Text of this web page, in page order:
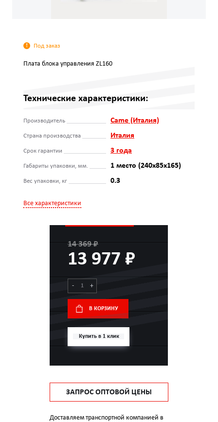
Под заказ
Плата блока управления ZL160
Технические характеристики:
Производитель Came (Италия)
Страна производства Италия
Срок гарантии 3 года
Габариты упаковки, мм. 1 место (240x85x165)
Вес упаковки, кг 0.3
Все характеристики
14 369 ₽
13 977 ₽
- +
В КОРЗИНУ
Купить в 1 клик
ЗАПРОС ОПТОВОЙ ЦЕНЫ
Доставляем транспортной компанией в